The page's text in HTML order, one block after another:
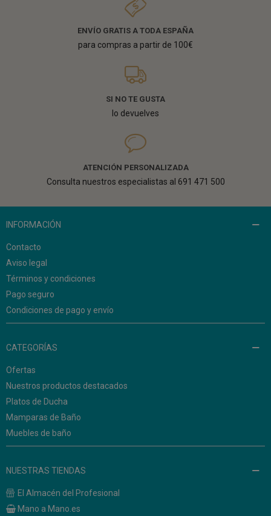
ENVÍO GRATIS A TODA ESPAÑA
para compras a partir de 100€
SI NO TE GUSTA
lo devuelves
ATENCIÓN PERSONALIZADA
Consulta nuestros especialistas al 691 471 500
INFORMACIÓN
Contacto
Aviso legal
Términos y condiciones
Pago seguro
Condiciones de pago y envío
CATEGORÍAS
Ofertas
Nuestros productos destacados
Platos de Ducha
Mamparas de Baño
Muebles de baño
NUESTRAS TIENDAS
El Almacén del Profesional
Mano a Mano.es